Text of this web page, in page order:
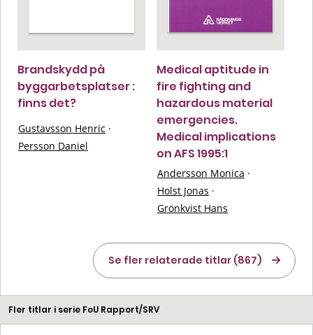
Brandskydd på
byggarbetsplatser :
finns det?
Gustavsson Henric ·
Persson Daniel
Medical aptitude in
fire fighting and
hazardous material
emergencies.
Medical implications
on AFS 1995:1
Andersson Monica ·
Holst Jonas ·
Grönkvist Hans
Se fler relaterade titlar (867)
Fler titlar i serie FoU Rapport/SRV